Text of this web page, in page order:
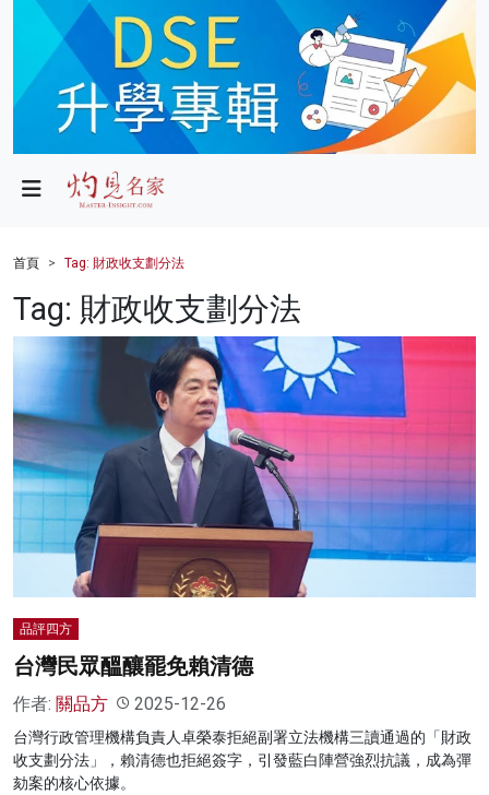
政局
財經
健康
科技
影片
名家榜
灼見活動
首頁 Tag: 財政收支劃分法
Tag: 財政收支劃分法
品評四方
台灣民眾醞釀罷免賴清德
作者: 關品方 2025-12-26
台灣行政管理機構負責人卓榮泰拒絕副署立法機構三讀通過的「財政
收支劃分法」，賴清德也拒絕簽字，引發藍白陣營強烈抗議，成為彈
劾案的核心依據。